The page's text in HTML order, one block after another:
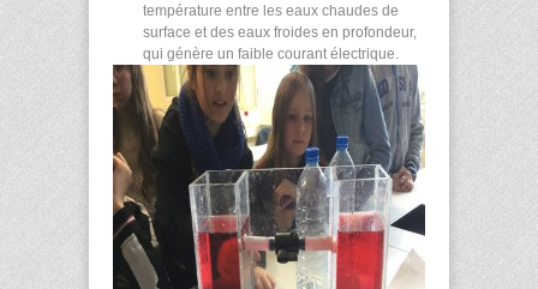
température entre les eaux chaudes de
surface et des eaux froides en profondeur,
qui génère un faible courant électrique.